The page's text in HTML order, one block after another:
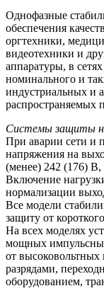
Однофазные
обеспечения
оргтехники,
видеотехники и
аппаратуры, в
номинального и
индустриальных и
распространяемых
Системы защиты
При аварии сети и
напряжения на
(менее) 242 (176) В,
Включение
нормализации
Все модели
защиту от
На всех моделях
мощных
от
разрядами,
оборудованием,